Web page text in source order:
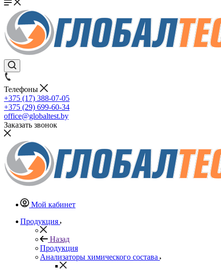
Телефоны
+375 (17) 388-07-05
+375 (29) 699-60-34
office@globaltest.by
Заказать звонок
Мой кабинет
Продукция
Назад
Продукция
Анализаторы химического состава